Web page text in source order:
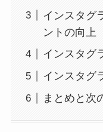
インスタグ
ントの向上
インスタグ
インスタグ
まとめと次